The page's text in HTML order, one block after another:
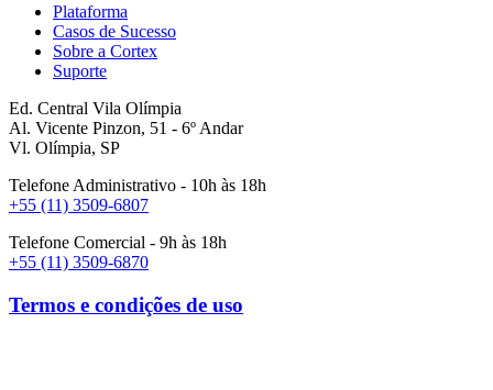
Plataforma
Casos de Sucesso
Sobre a Cortex
Suporte
Ed. Central Vila Olímpia
Al. Vicente Pinzon, 51 - 6º Andar
Vl. Olímpia, SP
Telefone Administrativo - 10h às 18h
+55 (11) 3509-6807
Telefone Comercial - 9h às 18h
+55 (11) 3509-6870
Termos e condições de uso